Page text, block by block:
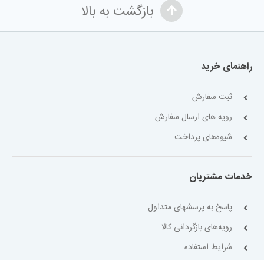
بازگشت به بالا
راهنمای خرید
ثبت سفارش
رویه های ارسال سفارش
شیوه‌های پرداخت
خدمات مشتریان
پاسخ به پرسشهای متداول
رویه‌های بازگردانی کالا
شرایط استفاده